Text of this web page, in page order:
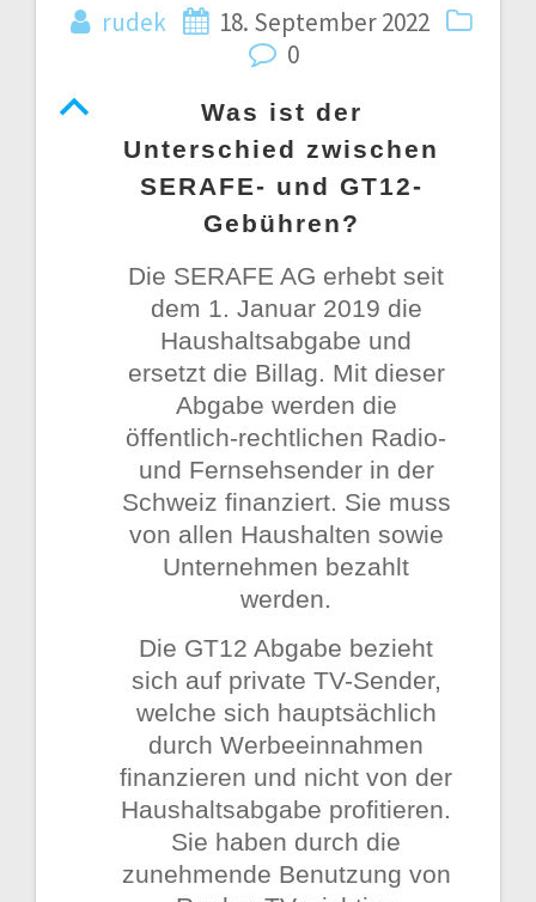
rudek
18. September 2022
0
B
Was ist der
Unterschied zwischen
SERAFE- und GT12-
Gebühren?
Die SERAFE AG erhebt seit
dem 1. Januar 2019 die
Haushaltsabgabe und
ersetzt die Billag. Mit dieser
Abgabe werden die
öffentlich-rechtlichen Radio-
und Fernsehsender in der
Schweiz finanziert. Sie muss
von allen Haushalten sowie
Unternehmen bezahlt
werden.
Die GT12 Abgabe bezieht
sich auf private TV-Sender,
welche sich hauptsächlich
durch Werbeeinnahmen
finanzieren und nicht von der
Haushaltsabgabe profitieren.
Sie haben durch die
zunehmende Benutzung von